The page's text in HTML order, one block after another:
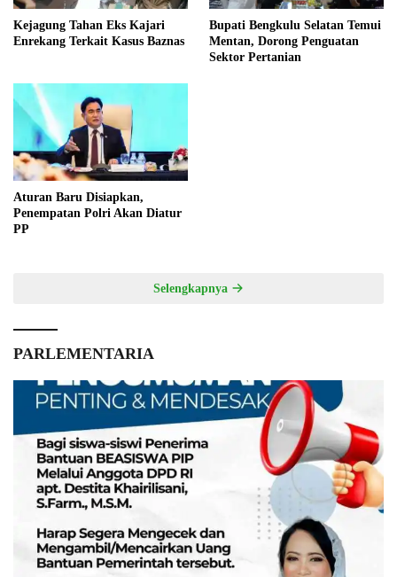
Kejagung Tahan Eks Kajari
Enrekang Terkait Kasus Baznas
Bupati Bengkulu Selatan Temui
Mentan, Dorong Penguatan
Sektor Pertanian
Aturan Baru Disiapkan,
Penempatan Polri Akan Diatur
PP
Selengkapnya
PARLEMENTARIA